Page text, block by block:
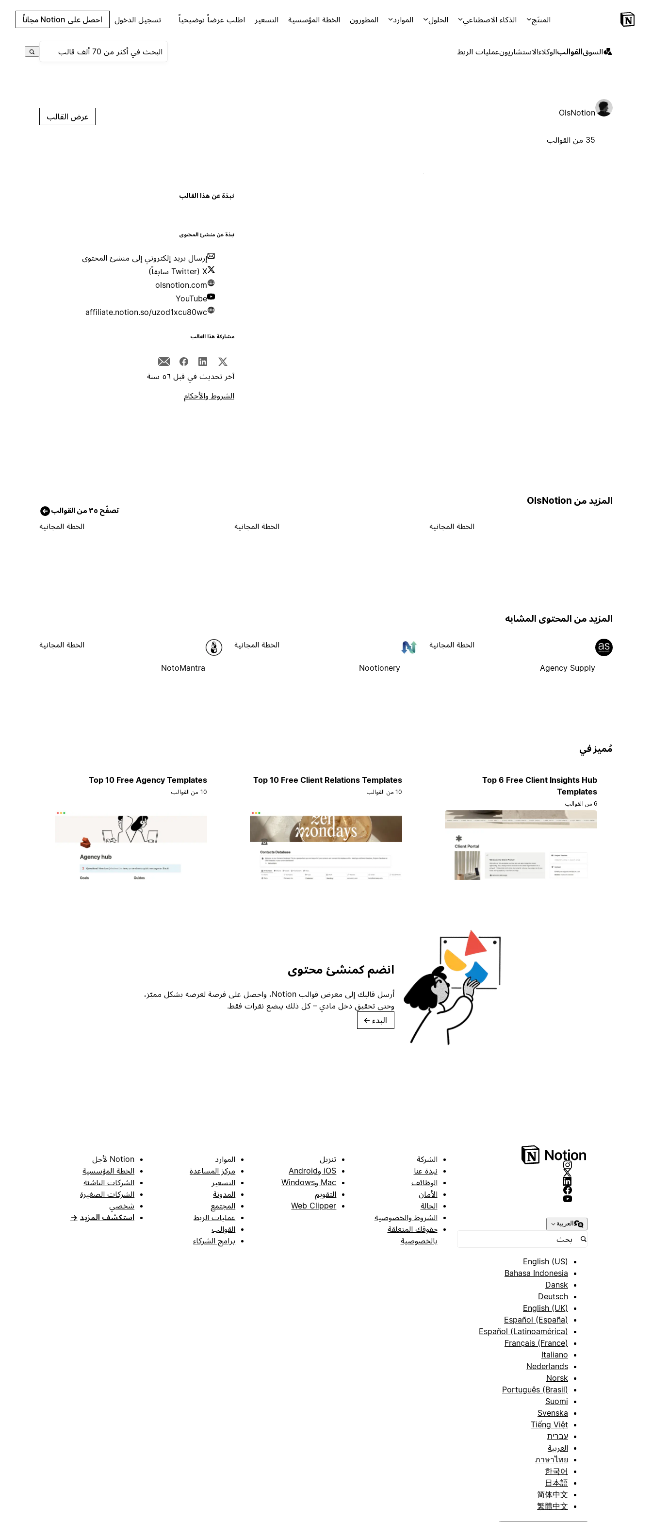
المنتَج الذكاء الاصطناعي الحلول الموارد المطورون الخطة المؤسسية التسعير اطلب عرضاً توضيحياً تسجيل الدخول احصل على Notion مجاناً
السوقالقوالبالوكلاءالاستشاريونعمليات الربط
OlsNotion
35 من القوالب
عرض القالب
نبذة عن هذا القالب
نبذة عن منشئ المحتوى
إرسال بريد إلكتروني إلى منشئ المحتوى
X (Twitter سابقاً)
olsnotion.com
YouTube
affiliate.notion.so/uzod1xcu80wc
مشاركة هذا القالب
آخر تحديث في قبل ٥٦ سنة
الشروط والأحكام
المزيد من OlsNotion
تصفّح ٣٥ من القوالب
الخطة المجانية الخطة المجانية الخطة المجانية
المزيد من المحتوى المشابه
Agency Supply
الخطة المجانية
Nootionery
الخطة المجانية
NotoMantra
الخطة المجانية
مُميز في
Top 6 Free Client Insights Hub
Templates
6 من القوالب
Top 10 Free Client Relations Templates
10 من القوالب
Top 10 Free Agency Templates
10 من القوالب
انضم كمنشئ محتوى
أرسل قالبك إلى معرض قوالب Notion، واحصل على فرصة لعرضه بشكل مميّز،
وحتى تحقيق دخل مادي – كل ذلك ببضع نقرات فقط.
البدء →
العربية
English (US)
Bahasa Indonesia
Dansk
Deutsch
English (UK)
Español (España)
Español (Latinoamérica)
Français (France)
Italiano
Nederlands
Norsk
Português (Brasil)
Suomi
Svenska
Tiếng Việt
עברית
العربية
ภาษาไทย
한국어
日本語
简体中文
繁體中文
الشركة
نبذة عنا
الوظائف
الأمان
الحالة
الشروط والخصوصية
حقوقك المتعلقة
بالخصوصية
تنزيل
iOS وAndroid
Mac وWindows
التقويم
Web Clipper
الموارد
مركز المساعدة
التسعير
المدونة
المجتمع
عمليات الربط
القوالب
برامج الشركاء
Notion لأجل
الخطة المؤسسية
الشركات الناشئة
الشركات الصغيرة
شخصي
استكشف المزيد →